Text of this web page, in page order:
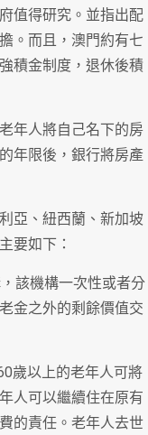
值得研究。並指出配
。而且，澳門約有七
積金制度，退休後積
年人將自己名下的房
年限後，銀行將房產
亞、紐西蘭、新加坡
要如下：
該機構一次性或者分
金之外的剩餘價值交
歲以上的老年人可將
人可以繼續住在原有
的責任。老年人去世